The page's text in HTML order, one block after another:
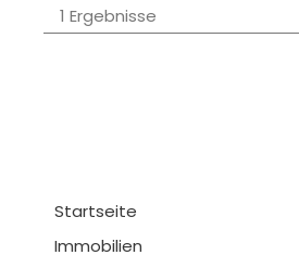
1 Ergebnisse
Startseite
Immobilien